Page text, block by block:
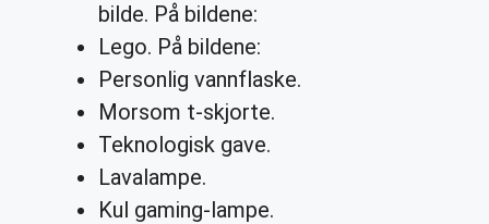
bilde. På bildene:
Lego. På bildene:
Personlig vannflaske.
Morsom t-skjorte.
Teknologisk gave.
Lavalampe.
Kul gaming-lampe.